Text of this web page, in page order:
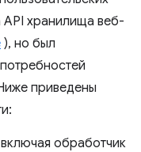
хранилища веб-
), но был
приведены
обработчик